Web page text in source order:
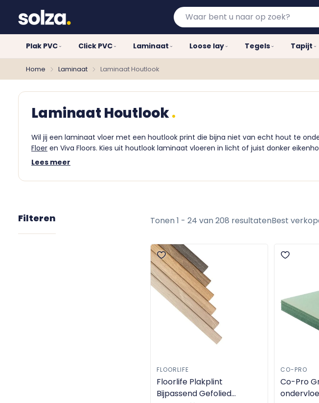
Waar
bent
naar
zoek?
Plak PVC Click PVC Laminaat Loose lay Tegels Tapijt
Home Laminaat Laminaat Houtlook
Laminaat Houtlook
Wil jij een laminaat vloer met een houtlook print die bijna niet van echt hout te
Floer en Viva Floors. Kies uit houtlook laminaat vloeren in licht of juist donker
Alphen aan de Rijn. Doe dit wel op afspraak.
Lees meer
Filteren Tonen 1 - 24 van 208 resultatenBest
FLOORLIFE
Floorlife Plakplint
Bijpassend Gefolied
CO-PRO
Co-Pro